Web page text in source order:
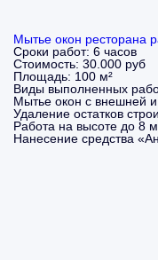
Мытье окон ресторана
Сроки работ: 6 часов
Стоимость: 30.000 руб
Площадь: 100 м²
Виды выполненных
Мытье окон с внешней
Удаление остатков
Работа на высоте до 8
Нанесение средства